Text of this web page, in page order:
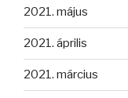
2021. május
2021. április
2021. március